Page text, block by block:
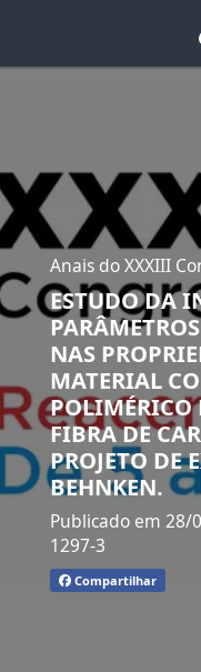
Anais do XXXIII
ESTUDO DA
NAS
MATERIAL
POLIMÉRICO
FIBRA DE
PROJETO DE
BEHNKEN.
Publicado em 28/
1297-3
Compartilhar